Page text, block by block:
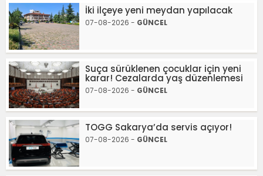
İki ilçeye yeni meydan yapılacak
07-08-2026 - GÜNCEL
Suça sürüklenen çocuklar için yeni
karar! Cezalarda yaş düzenlemesi
07-08-2026 - GÜNCEL
TOGG Sakarya’da servis açıyor!
07-08-2026 - GÜNCEL